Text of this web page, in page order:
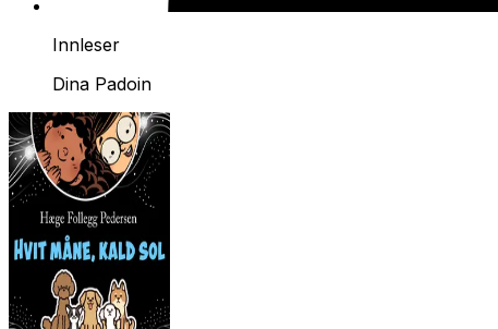
Innleser
Dina Padoin